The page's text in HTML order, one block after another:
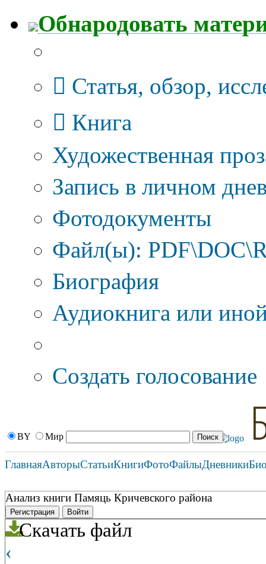
Обнародовать
Статья, обзор,
Книга
Художественная
Запись в личном
Фотодокументы
Файл(ы):
Биография
Аудиокнига или
Создать голосование
BY Мир
ГлавнаяАвторыСтатьиКнигиФотоФайлыДневники
Анализ книги Памяць Кричевского района
Регистрация Войти
Скачать файл
‹